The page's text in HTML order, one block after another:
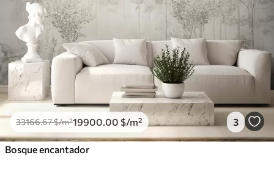
33166.67$/m²19900.00 $/m² 3
Bosque encantador